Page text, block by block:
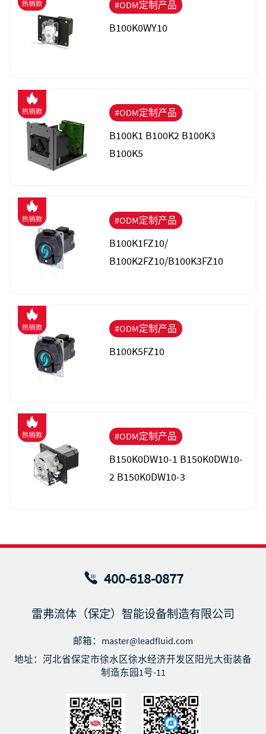
#ODM定制产品
B100K0WY10
#ODM定制产品
B100K1 B100K2 B100K3
B100K5
#ODM定制产品
B100K1FZ10/
B100K2FZ10/B100K3FZ10
#ODM定制产品
B100K5FZ10
#ODM定制产品
B150K0DW10-1 B150K0DW10-
2 B150K0DW10-3
400-618-0877
雷弗流体（保定）智能设备制造有限公司
邮箱：master@leadfluid.com
地址：河北省保定市徐水区徐水经济开发区阳光大街装备
制造东园1号-11